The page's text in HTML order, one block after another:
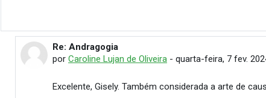
Em resposta à Gisely Gonçalves de Almeida Moreira
Re: Andragogia
por Caroline Lujan de Oliveira- quarta-feira, 7 fev.
Excelente, Gisely. Também considerada a arte de